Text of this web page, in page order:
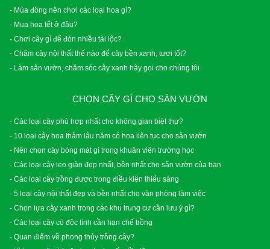
- Mùa đông nên chơi các loại hoa gì?
- Mua hoa tết ở đâu?
- Chơi cây gì để đón nhiều tài lộc?
- Chăm cây nội thất thế nào để cây bền xanh, tươi tốt?
- Làm sân vườn, chăm sóc cây xanh hãy gọi cho chúng tôi
CHỌN CÂY GÌ CHO SÂN VƯỜN
- Các loại cây phù hợp nhất cho không gian biệt thự?
- 10 loại cây hoa thảm lâu năm có hoa liên tục cho sân vườn
- Nên chọn cây bóng mát gì trong khuân viên trường học
- Các loại cây leo giàn đẹp nhất, bền nhất cho sân vườn của bạn
- Các loại cây trồng được trong điều kiện thiếu sáng
- 5 loại cây nội thất đẹp và bền nhất cho văn phòng làm việc
- Chọn lựa cây xanh trong các khu trung cư cần lưu ý gì?
- Các loại cây có độc tính cần hạn chế trồng
- Quan điểm về phong thủy trồng cây?